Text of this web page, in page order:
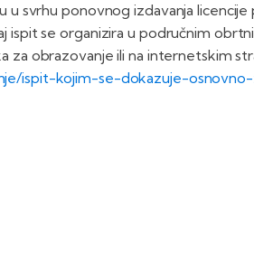
svrhu ponovnog izdavanja
ispit se organizira u područnim
obrazovanje ili na internetskim
ispit-kojim-se-dokazuje-